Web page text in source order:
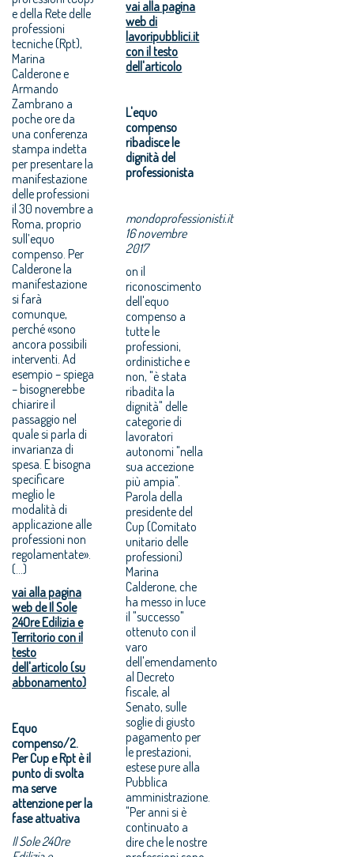
e della Rete delle
professioni
tecniche (Rpt),
Marina
Calderone e
Armando
Zambrano a
poche ore da
una conferenza
stampa indetta
per presentare la
manifestazione
delle professioni
il 30 novembre a
Roma, proprio
sull’equo
compenso. Per
Calderone la
manifestazione
si farà
comunque,
perché «sono
ancora possibili
interventi. Ad
esempio – spiega
– bisognerebbe
chiarire il
passaggio nel
quale si parla di
invarianza di
spesa. E bisogna
specificare
meglio le
modalità di
applicazione alle
professioni non
regolamentate».
(...)
vai alla pagina
web de Il Sole
24Ore Edilizia e
Territorio con il
testo
dell'articolo (su
abbonamento)
Equo
compenso/2.
Per Cup e Rpt è il
punto di svolta
ma serve
attenzione per la
fase attuativa
Il Sole 24Ore
vai alla pagina
web di
lavoripubblici.it
con il testo
dell'articolo
L'equo
compenso
ribadisce le
dignità del
professionista
mondoprofessionisti.it
16 novembre
2017
on il
riconoscimento
dell'equo
compenso a
tutte le
professioni,
ordinistiche e
non, "è stata
ribadita la
dignità" delle
categorie di
lavoratori
autonomi "nella
sua accezione
più ampia".
Parola della
presidente del
Cup (Comitato
unitario delle
professioni)
Marina
Calderone, che
ha messo in luce
il "successo"
ottenuto con il
varo
dell'emendamento
al Decreto
fiscale, al
Senato, sulle
soglie di giusto
pagamento per
le prestazioni,
estese pure alla
Pubblica
amministrazione.
"Per anni si è
continuato a
dire che le nostre